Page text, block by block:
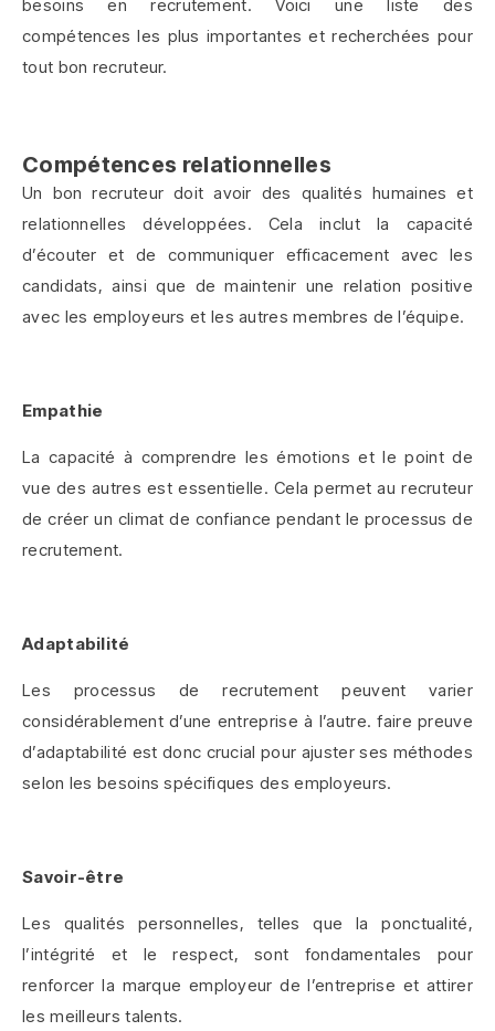
besoins en recrutement. Voici une liste des
compétences les plus importantes et recherchées pour
tout bon recruteur.
Compétences relationnelles
Un bon recruteur doit avoir des qualités humaines et
relationnelles développées. Cela inclut la capacité
d’écouter et de communiquer efficacement avec les
candidats, ainsi que de maintenir une relation positive
avec les employeurs et les autres membres de l’équipe.
Empathie
La capacité à comprendre les émotions et le point de
vue des autres est essentielle. Cela permet au recruteur
de créer un climat de confiance pendant le processus de
recrutement.
Adaptabilité
Les processus de recrutement peuvent varier
considérablement d’une entreprise à l’autre. faire preuve
d’adaptabilité est donc crucial pour ajuster ses méthodes
selon les besoins spécifiques des employeurs.
Savoir-être
Les qualités personnelles, telles que la ponctualité,
l’intégrité et le respect, sont fondamentales pour
renforcer la marque employeur de l’entreprise et attirer
les meilleurs talents.